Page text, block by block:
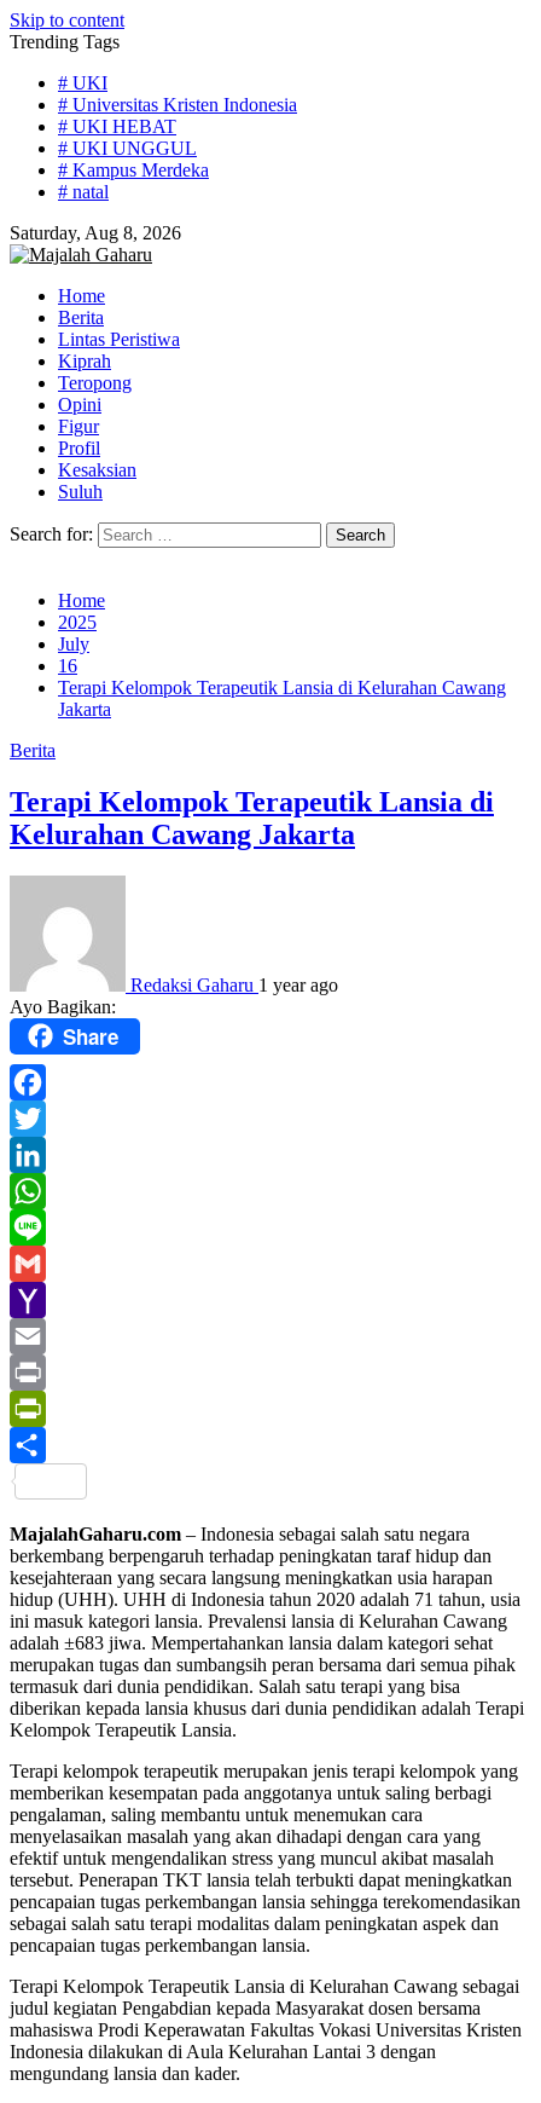
Skip to content
Trending Tags
# UKI
# Universitas Kristen Indonesia
# UKI HEBAT
# UKI UNGGUL
# Kampus Merdeka
# natal
Saturday, Aug 8, 2026
Home
Berita
Lintas Peristiwa
Kiprah
Teropong
Opini
Figur
Profil
Kesaksian
Suluh
Search for:
Home
2025
July
16
Terapi Kelompok Terapeutik Lansia di Kelurahan Cawang
Jakarta
Berita
Terapi Kelompok Terapeutik Lansia di
Kelurahan Cawang Jakarta
Redaksi Gaharu 1 year ago
Ayo Bagikan:
Share
Facebook
Twitter
LinkedIn
WhatsApp
Line
Gmail
Yahoo
Mail
Email
Print
PrintFriendly
MajalahGaharu.com – Indonesia sebagai salah satu negara
berkembang berpengaruh terhadap peningkatan taraf hidup dan
kesejahteraan yang secara langsung meningkatkan usia harapan
hidup (UHH). UHH di Indonesia tahun 2020 adalah 71 tahun, usia
ini masuk kategori lansia. Prevalensi lansia di Kelurahan Cawang
adalah ±683 jiwa. Mempertahankan lansia dalam kategori sehat
merupakan tugas dan sumbangsih peran bersama dari semua pihak
termasuk dari dunia pendidikan. Salah satu terapi yang bisa
diberikan kepada lansia khusus dari dunia pendidikan adalah Terapi
Kelompok Terapeutik Lansia.
Terapi kelompok terapeutik merupakan jenis terapi kelompok yang
memberikan kesempatan pada anggotanya untuk saling berbagi
pengalaman, saling membantu untuk menemukan cara
menyelasaikan masalah yang akan dihadapi dengan cara yang
efektif untuk mengendalikan stress yang muncul akibat masalah
tersebut. Penerapan TKT lansia telah terbukti dapat meningkatkan
pencapaian tugas perkembangan lansia sehingga terekomendasikan
sebagai salah satu terapi modalitas dalam peningkatan aspek dan
pencapaian tugas perkembangan lansia.
Terapi Kelompok Terapeutik Lansia di Kelurahan Cawang sebagai
judul kegiatan Pengabdian kepada Masyarakat dosen bersama
mahasiswa Prodi Keperawatan Fakultas Vokasi Universitas Kristen
Indonesia dilakukan di Aula Kelurahan Lantai 3 dengan
mengundang lansia dan kader.